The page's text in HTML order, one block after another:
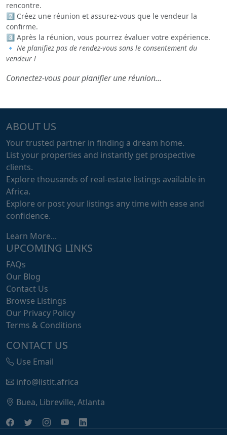
rencontre.
2️⃣ Créez une réunion et assurez-vous que le vendeur la
confirme.
3️⃣ Après la réunion, vous pourrez évaluer votre expérience.
🔹 Ne planifiez pas de rendez-vous sans le consentement du
vendeur !
Connectez-vous pour planifier une réunion...
ABOUT US
Your trusted partner in finding a dream home.
List your properties and instantly get prospective
clients.
Explore thousands of real-estate listings available in
Africa.
Explore or post your listings any time with ease and
confidence.
Learn More...
UPCOMING LINKS
FAQs
Our Blog
Contact Us
Browse Listings
Our Privacy Policy
Terms & Conditions
CONTACT US
Use Email
info@listit.africa
Buea, Libreville, Atlanta